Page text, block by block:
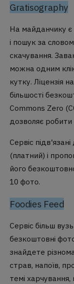
Gratisography
На майданчику є
і пошук за
скачування.
можна одним
кутку. Ліцензія
більшості
Commons Zero
дозволяє
Сервіс
(платний) і
його
10 фото.
Foodies Feed
Сервіс більш
безкоштовні
знайдете
страв, напоїв,
темі харчування,